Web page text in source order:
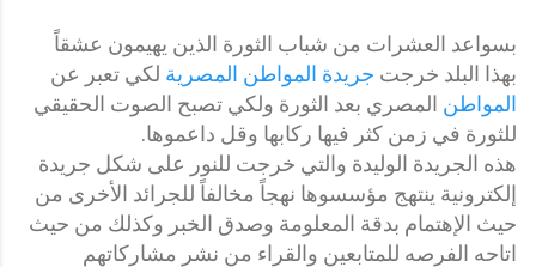
بسواعد العشرات من شباب الثورة الذين يهيمون عشقاً
بهذا البلد خرجت جريدة المواطن المصرية لكي تعبر عن
المواطن المصري بعد الثورة ولكي تصبح الصوت الحقيقي
للثورة في زمن كثر فيها ركابها وقل داعموها.
هذه الجريدة الوليدة والتي خرجت للنور على شكل جريدة
إلكترونية ينتهج مؤسسوها نهجاً مخالفاً للجرائد الأخرى من
حيث الإهتمام بدقة المعلومة وصدق الخبر وكذلك من حيث
اتاحه الفرصه للمتابعين والقراء من نشر مشاركاتهم